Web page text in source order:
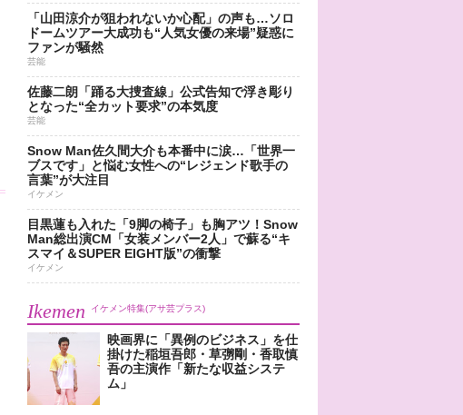
「山田涼介が狙われないか心配」の声も…ソロ
ドームツアー大成功も“人気女優の来場”疑惑に
ファンが騒然
芸能
佐藤二朗「踊る大捜査線」公式告知で浮き彫り
となった“全カット要求”の本気度
芸能
Snow Man佐久間大介も本番中に涙…「世界一
ブスです」と悩む女性への“レジェンド歌手の
言葉”が大注目
イケメン
目黒蓮も入れた「9脚の椅子」も胸アツ！Snow
Man総出演CM「女装メンバー2人」で蘇る“キ
スマイ＆SUPER EIGHT版”の衝撃
イケメン
Ikemen イケメン特集(アサ芸プラス)
映画界に「異例のビジネス」を仕
掛けた稲垣吾郎・草彅剛・香取慎
吾の主演作「新たな収益システ
ム」